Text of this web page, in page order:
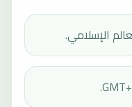
الإسلامي.